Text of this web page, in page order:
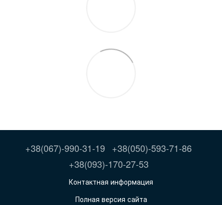
+38(067)-990-31-19
+38(050)-593-71-86
+38(093)-170-27-53
Контактная информация
Полная версия сайта